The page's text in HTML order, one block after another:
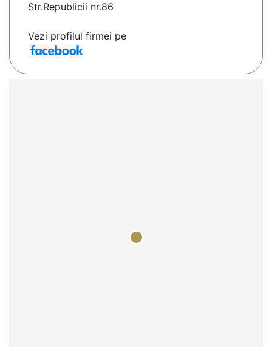
Str.Republicii nr.86
Vezi profilul firmei pe